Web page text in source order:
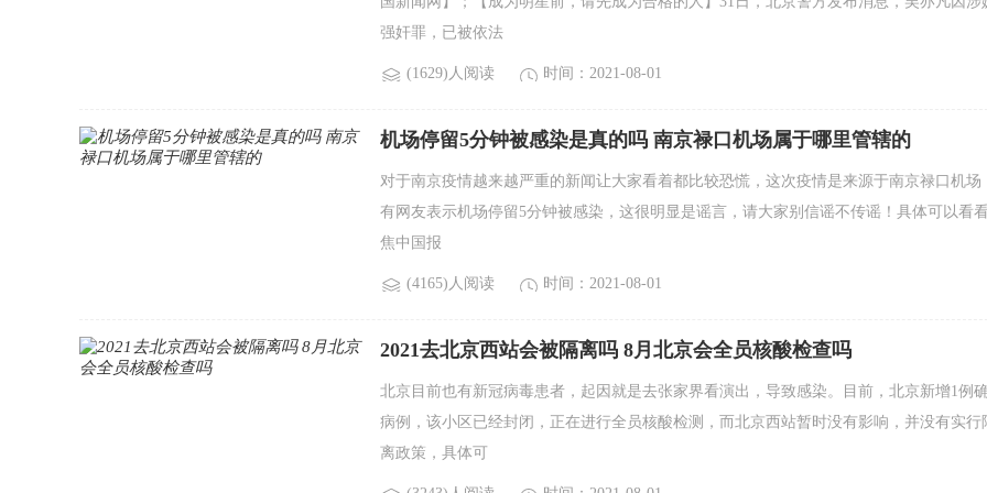
强奸罪，已被依法
(1629)人阅读 时间：2021-08-01
机场停留5分钟被感染是真的吗 南京禄口机场属于哪里管辖的
对于南京疫情越来越严重的新闻让大家看着都比较恐慌，这次疫情是来源于南京禄口机场
有网友表示机场停留5分钟被感染，这很明显是谣言，请大家别信谣不传谣！具体可以看
焦中国报
(4165)人阅读 时间：2021-08-01
2021去北京西站会被隔离吗 8月北京会全员核酸检查吗
北京目前也有新冠病毒患者，起因就是去张家界看演出，导致感染。目前，北京新增1例
病例，该小区已经封闭，正在进行全员核酸检测，而北京西站暂时没有影响，并没有实行
离政策，具体可